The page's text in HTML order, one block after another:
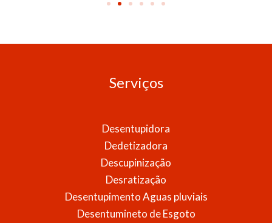
Serviços
Desentupidora
Dedetizadora
Descupinização
Desratização
Desentupimento Aguas pluviais
Desentumineto de Esgoto